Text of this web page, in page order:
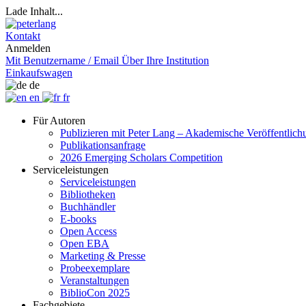
Lade Inhalt...
Kontakt
Anmelden
Mit Benutzername / Email Über Ihre Institution
Einkaufswagen
de
en
fr
Für Autoren
Publizieren mit Peter Lang – Akademische
Publikationsanfrage
2026 Emerging Scholars Competition
Serviceleistungen
Serviceleistungen
Bibliotheken
Buchhändler
E-books
Open Access
Open EBA
Marketing & Presse
Probeexemplare
Veranstaltungen
BiblioCon 2025